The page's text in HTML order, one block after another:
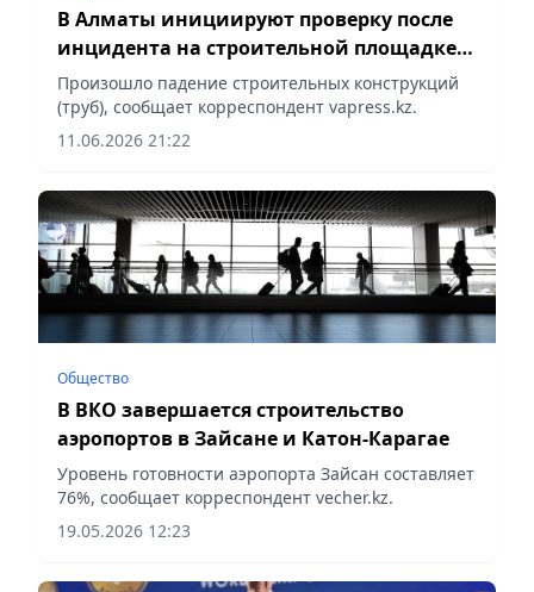
В Алматы инициируют проверку после
инцидента на строительной площадке
аэропорта
Произошло падение строительных конструкций
(труб), сообщает корреспондент vapress.kz.
11.06.2026 21:22
Общество
В ВКО завершается строительство
аэропортов в Зайсане и Катон-Карагае
Уровень готовности аэропорта Зайсан составляет
76%, сообщает корреспондент vecher.kz.
19.05.2026 12:23